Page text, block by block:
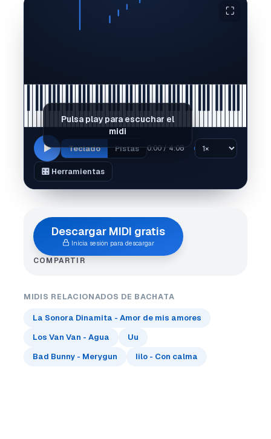
⛶
Pulsa play para escuchar el
midi
Teclado Pistas 0:00 / 4:08
🎛️ Herramientas
Descargar MIDI gratis
Inicia sesión para descargar
COMPARTIR
MIDIS RELACIONADOS DE BACHATA
La Sonora Dinamita - Amor de mis amores
Los Van Van - Agua
Uu
Bad Bunny - Merygun
Iilo - Con calma